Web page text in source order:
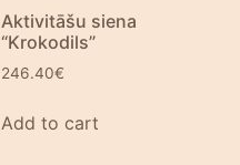
Aktivitāšu siena
“Krokodils”
246.40€
Add to cart